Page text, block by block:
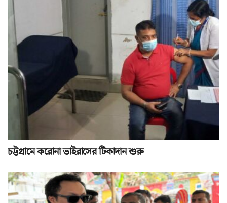
চট্টগ্রামে করোনা ভাইরাসের টিকাদান শুরু